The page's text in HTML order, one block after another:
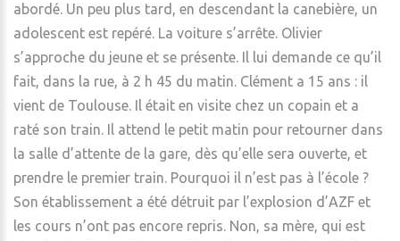
abordé. Un peu plus tard, en descendant la canebière, un
adolescent est repéré. La voiture s’arrête. Olivier
s’approche du jeune et se présente. Il lui demande ce qu’il
fait, dans la rue, à 2 h 45 du matin. Clément a 15 ans : il
vient de Toulouse. Il était en visite chez un copain et a
raté son train. Il attend le petit matin pour retourner dans
la salle d’attente de la gare, dès qu’elle sera ouverte, et
prendre le premier train. Pourquoi il n’est pas à l’école ?
Son établissement a été détruit par l’explosion d’AZF et
les cours n’ont pas encore repris. Non, sa mère, qui est